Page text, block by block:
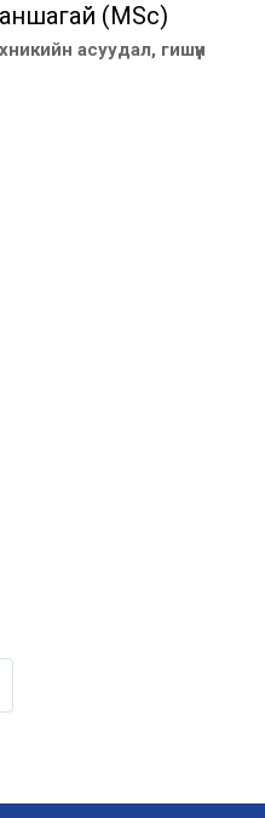
(MSc)
асуудал, гишүүн